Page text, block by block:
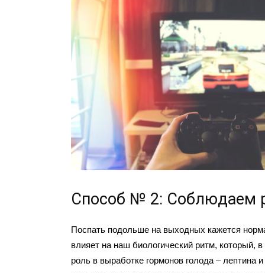
Способ № 2: Соблюдаем
Поспать подольше на выходных кажется
влияет на наш биологический ритм, который,
роль в выработке гормонов голода – лептина